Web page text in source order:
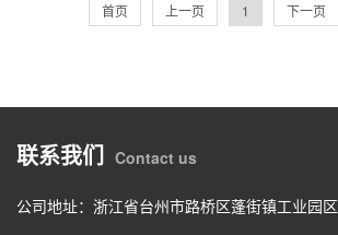
首页 上一页 1 下一页
联系我们 Contact us
公司地址：浙江省台州市路桥区蓬街镇工业园区